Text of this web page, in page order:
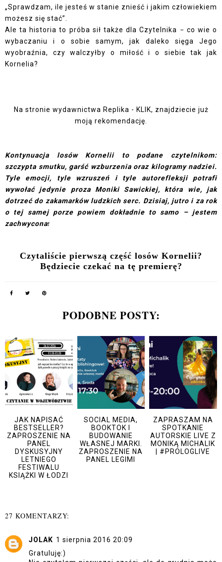
„Sprawdzam, ile jesteś w stanie znieść i jakim człowiekiem
możesz się stać”.
Ale ta historia to próba sił także dla Czytelnika − co wie o
wybaczaniu i o sobie samym, jak daleko sięga Jego
wyobraźnia, czy walczyłby o miłość i o siebie tak jak
Kornelia?
Na stronie wydawnictwa Replika - KLIK, znajdziecie już
moją rekomendację.
Kontynuacja losów Kornelii to podane czytelnikom:
szczypta smutku, garść wzburzenia oraz kilogramy nadziei.
Tyle emocji, tyle wzruszeń i tyle autorefleksji potrafi
wywołać jedynie proza Moniki Sawickiej, która wie, jak
dotrzeć do zakamarków ludzkich serc. Dzisiaj, jutro i za rok
o tej samej porze powiem dokładnie to samo – jestem
zachwycona!
Czytaliście pierwszą część losów Kornelii?
Będziecie czekać na tę premierę?
PODOBNE POSTY:
JAK NAPISAĆ
BESTSELLER?
ZAPROSZENIE NA
PANEL
DYSKUSYJNY
LETNIEGO
FESTIWALU
KSIĄŻKI W ŁODZI
SOCIAL MEDIA,
BOOKTOK I
BUDOWANIE
WŁASNEJ MARKI.
ZAPROSZENIE NA
PANEL LEGIMI
ZAPRASZAM NA
SPOTKANIE
AUTORSKIE LIVE Z
MONIKĄ MICHALIK
| #PROLOGLIVE
27 KOMENTARZY:
JOLAK 1 sierpnia 2016 20:09
Gratuluję:)